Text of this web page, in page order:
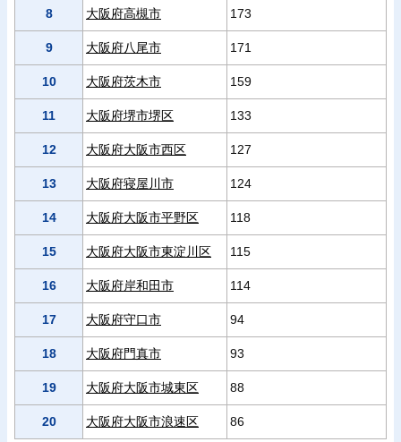
8 大阪府高槻市 173
9 大阪府八尾市 171
10 大阪府茨木市 159
11 大阪府堺市堺区 133
12 大阪府大阪市西区 127
13 大阪府寝屋川市 124
14 大阪府大阪市平野区 118
15 大阪府大阪市東淀川区 115
16 大阪府岸和田市 114
17 大阪府守口市 94
18 大阪府門真市 93
19 大阪府大阪市城東区 88
20 大阪府大阪市浪速区 86